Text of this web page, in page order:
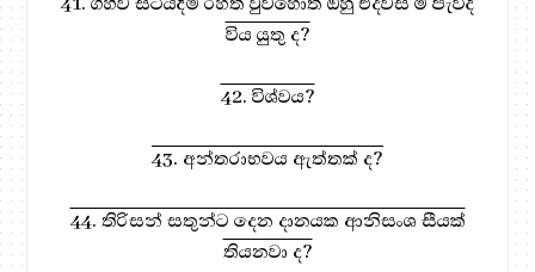
විය යුතු ද?
42. විශ්වය?
43. අන්තරාභවය ඇත්තක් ද?
44. තිරිසන් සතුන්ට දෙන දානයක ආනිසංශ සීයක්
තියනවා ද?